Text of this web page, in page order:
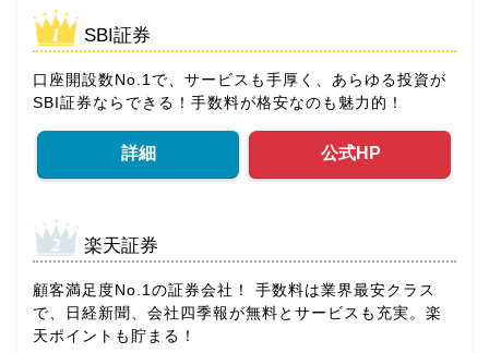
SBI証券
口座開設数No.1で、サービスも手厚く、あらゆる投資が
SBI証券ならできる！手数料が格安なのも魅力的！
詳細 公式HP
楽天証券
顧客満足度No.1の証券会社！ 手数料は業界最安クラス
で、日経新聞、会社四季報が無料とサービスも充実。楽
天ポイントも貯まる！